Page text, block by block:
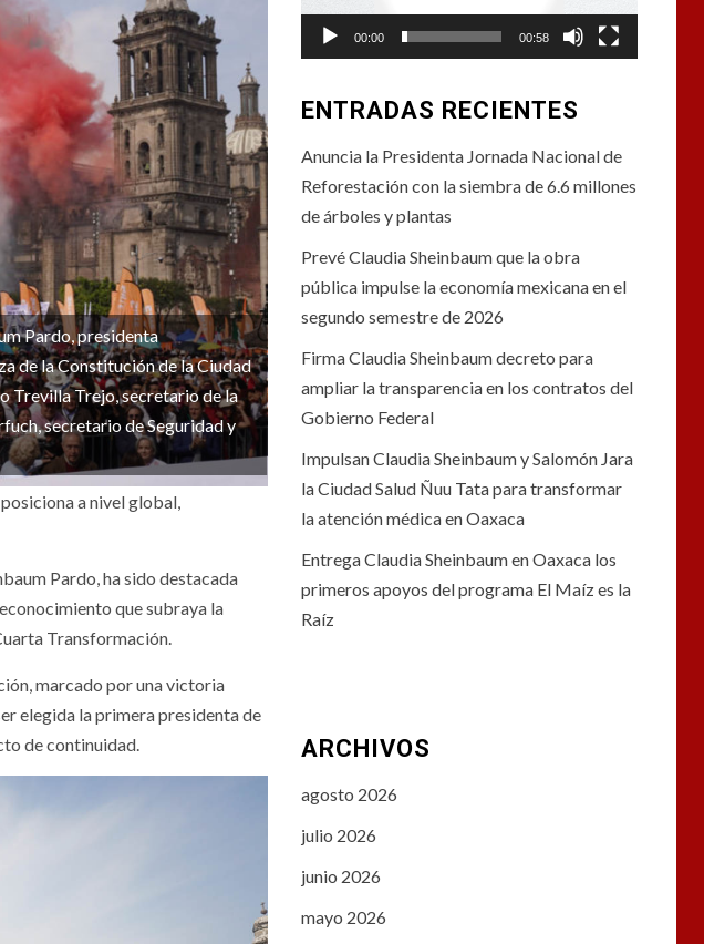
Pardo, presidenta
de la Constitución de la Ciudad
Trevilla Trejo, secretario de la
secretario de Seguridad y
a nivel global,
Pardo, ha sido destacada
que subraya la
Transformación.
marcado por una victoria
elegida la primera presidenta de
de continuidad.
00:00 00:58
ENTRADAS RECIENTES
Anuncia la Presidenta Jornada Nacional de
Reforestación con la siembra de 6.6 millones
de árboles y plantas
Prevé Claudia Sheinbaum que la obra
pública impulse la economía mexicana en el
segundo semestre de 2026
Firma Claudia Sheinbaum decreto para
ampliar la transparencia en los contratos del
Gobierno Federal
Impulsan Claudia Sheinbaum y Salomón Jara
la Ciudad Salud Ñuu Tata para transformar
la atención médica en Oaxaca
Entrega Claudia Sheinbaum en Oaxaca los
primeros apoyos del programa El Maíz es la
Raíz
ARCHIVOS
agosto 2026
julio 2026
junio 2026
mayo 2026